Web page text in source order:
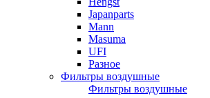
Japanparts
Mann
Masuma
UFI
Разное
Фильтры воздушные
Фильтры воздушные